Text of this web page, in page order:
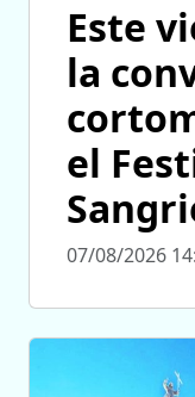
Este
la
el
07/08/2026